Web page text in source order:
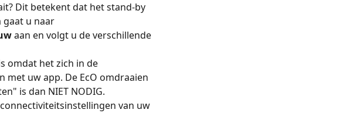
Dit betekent dat het stand-by
gaat u naar
aan en volgt u de verschillende
omdat het zich in de
met uw app. De EcO omdraaien
is dan NIET NODIG.
van uw